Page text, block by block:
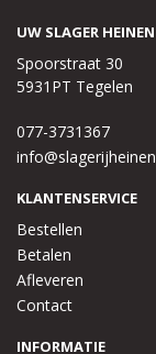
UW SLAGER HEINEN
Spoorstraat 30
5931PT Tegelen
077-3731367
KLANTENSERVICE
Bestellen
Betalen
Afleveren
Contact
INFORMATIE